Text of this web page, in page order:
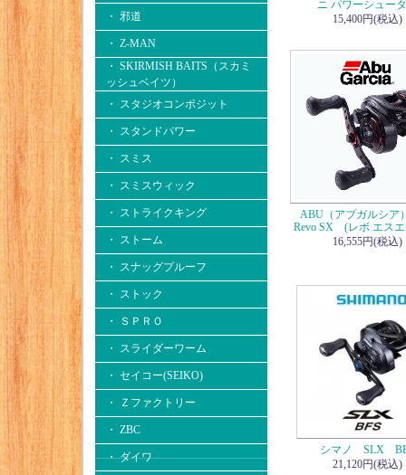
・ 邪道
・ Z-MAN
・ SKIRMISH BAITS（スカミ
ッシュベイツ）
・ スタジオコンポジット
・ スタンドパワー
・ スミス
・ スミスウィック
・ ストライクキング
・ ストーム
・ スナッグプルーフ
・ ストック
・ ＳＰＲＯ
・ スライダーワーム
・ セイコー(SEIKO)
・ Ｚファクトリー
・ ZBC
・ ダイワ
ニ パワーシュー
15,400円(税込)
ABU（アブガルシア
Revo SX (レボ エス
16,555円(税込)
シマノ SLX
21,120円(税込)